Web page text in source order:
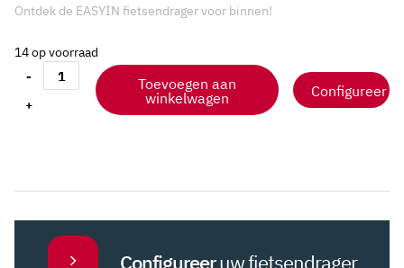
was:
310.00€.
is:
289.90€.
Ontdek de EASYIN fietsendrager voor binnen!
14 op voorraad
Fietsenrek
voor
1
fiets
aantal
-
+
Toevoegen aan
winkelwagen Configureer
Configureeruw fietsendrager